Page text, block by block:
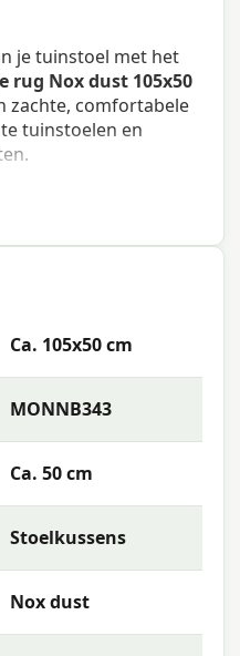
je tuinstoel met het
rug Nox dust 105x50
zachte, comfortabele
tuinstoelen en
stoelkussen
cm
Ca. 105x50 cm
MONNB343
Ca. 50 cm
Stoelkussens
Nox dust